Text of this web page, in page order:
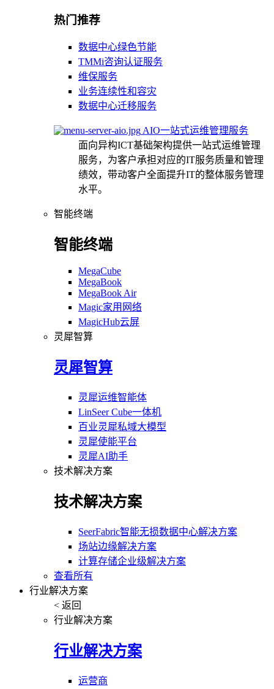
热门推荐
数据中心绿色节能
TMMi咨询认证服务
维保服务
业务连续性和容灾
数据中心迁移服务
AIO一站式运维管理服务
面向异构ICT基础架构提供一站式运维管理
服务，为客户承担对应的IT服务质量和管理
绩效，带动客户全面提升IT的整体服务管理
水平。
智能终端
智能终端
MegaCube
MegaBook
MegaBook Air
Magic家用网络
MagicHub云屏
灵犀智算
灵犀智算
灵犀运维智能体
LinSeer Cube一体机
百业灵犀私域大模型
灵犀使能平台
灵犀AI助手
技术解决方案
技术解决方案
SeerFabric智能无损数据中心解决方案
场站边缘解决方案
计算存储企业级解决方案
查看所有
行业解决方案
< 返回
行业解决方案
行业解决方案
运营商